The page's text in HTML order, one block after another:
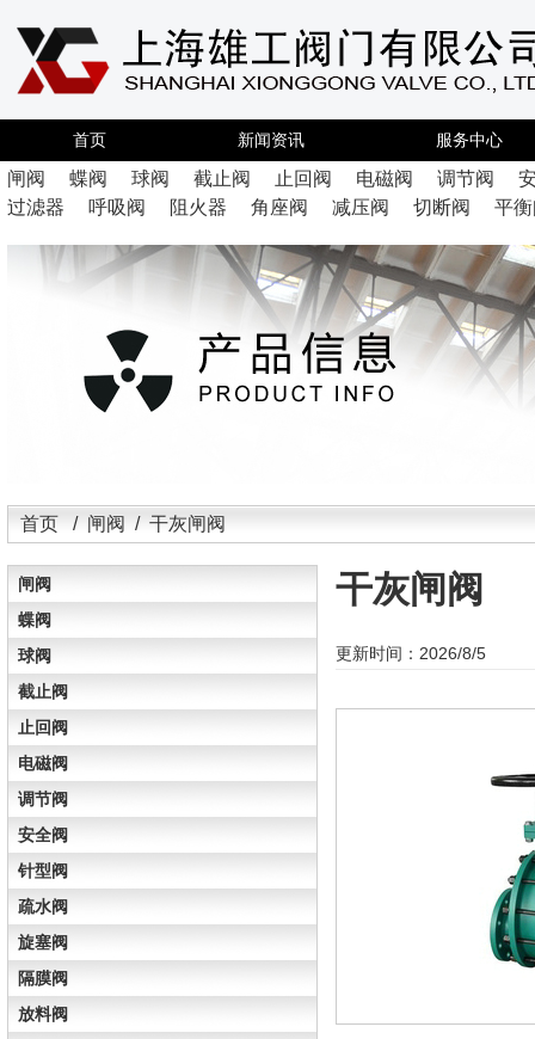
首页 新闻资讯 服务中心
闸阀 蝶阀 球阀 截止阀 止回阀 电磁阀 调节阀
过滤器
呼吸阀 阻火器 角座阀 减压阀 切断阀 平
首页 / 闸阀 / 干灰闸阀
闸阀
蝶阀
球阀
截止阀
止回阀
电磁阀
调节阀
安全阀
针型阀
疏水阀
旋塞阀
隔膜阀
放料阀
干灰闸阀
更新时间：2026/8/5